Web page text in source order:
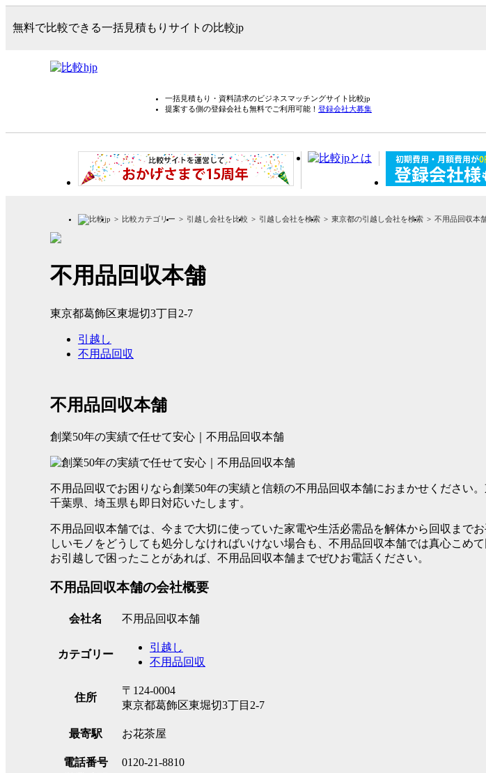
無料で比較できる一括見積もりサイトの比較jp
一括見積もり・資料請求のビジネスマッチングサイト比較jp
提案する側の登録会社も無料でご利用可能！ 登録会社大募集
比較カテゴリー 引越し会社を比較 引越し会社を検索 東京都の引越し会社を検索 不用品回収本
不用品回収本舗
東京都葛飾区東堀切3丁目2-7
引越し
不用品回収
不用品回収本舗
創業50年の実績で任せて安心｜不用品回収本舗
不用品回収でお困りなら創業50年の実績と信頼の不用品回収本舗におまかせください
千葉県、埼玉県も即日対応いたします。
不用品回収本舗では、今まで大切に使っていた家電や生活必需品を解体から回収まで
しいモノをどうしても処分しなければいけない場合も、不用品回収本舗では真心こめ
お引越しで困ったことがあれば、不用品回収本舗までぜひお電話ください。
不用品回収本舗の会社概要
会社名 不用品回収本舗
カテゴリー
引越し
不用品回収
住所
〒124-0004
東京都葛飾区東堀切3丁目2-7
最寄駅 お花茶屋
電話番号
0120-21-8810